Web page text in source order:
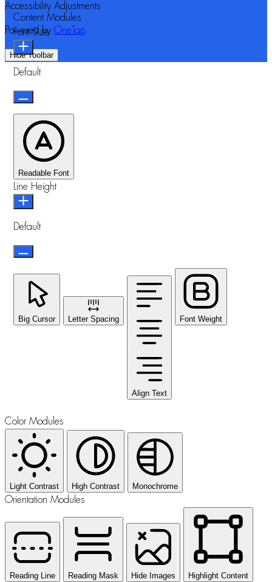
Accessibility Adjustments
Powered by OneTap
Hide Toolbar
Content Modules
Font Size
Default
Readable Font
Line Height
Default
Big Cursor Letter Spacing
Align Text
Font Weight
Color Modules
Light Contrast High Contrast Monochrome
Orientation Modules
Reading Line Reading Mask Hide Images Highlight Content